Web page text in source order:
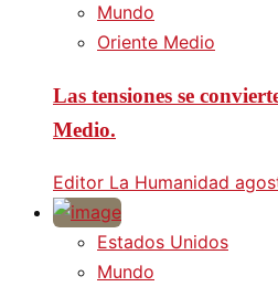
Mundo
Oriente Medio
Las tensiones se
Medio.
Editor La Humanidad
Estados Unidos
Mundo